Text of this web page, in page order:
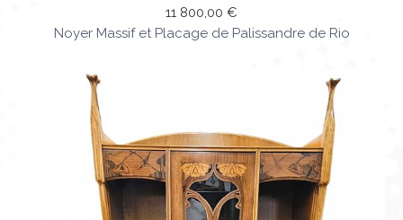
11 800,00 €
Noyer Massif et Placage de Palissandre de Rio